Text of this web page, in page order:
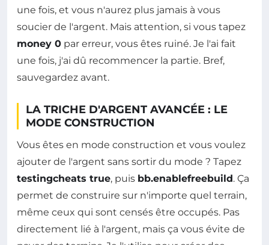
une fois, et vous n'aurez plus jamais à vous
soucier de l'argent. Mais attention, si vous tapez
money 0 par erreur, vous êtes ruiné. Je l'ai fait
une fois, j'ai dû recommencer la partie. Bref,
sauvegardez avant.
LA TRICHE D'ARGENT AVANCÉE : LE
MODE CONSTRUCTION
Vous êtes en mode construction et vous voulez
ajouter de l'argent sans sortir du mode ? Tapez
testingcheats true, puis bb.enablefreebuild. Ça
permet de construire sur n'importe quel terrain,
même ceux qui sont censés être occupés. Pas
directement lié à l'argent, mais ça vous évite de